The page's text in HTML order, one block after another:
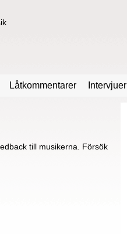
Låtkommentarer Intervjuer
till musikerna. Försök